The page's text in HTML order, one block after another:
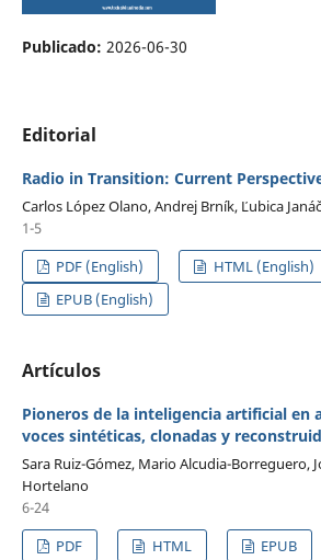
Publicado: 2026-06-30
Editorial
Radio in Transition: Current
Carlos López Olano, Andrej Brník, Ľubica
1-5
PDF (English)
HTML (English)
EPUB (English)
Artículos
Pioneros de la inteligencia artificial en
voces sintéticas, clonadas y
Sara Ruiz-Gómez, Mario Alcudia-Borreguero,
Hortelano
6-24
PDF
HTML EPUB